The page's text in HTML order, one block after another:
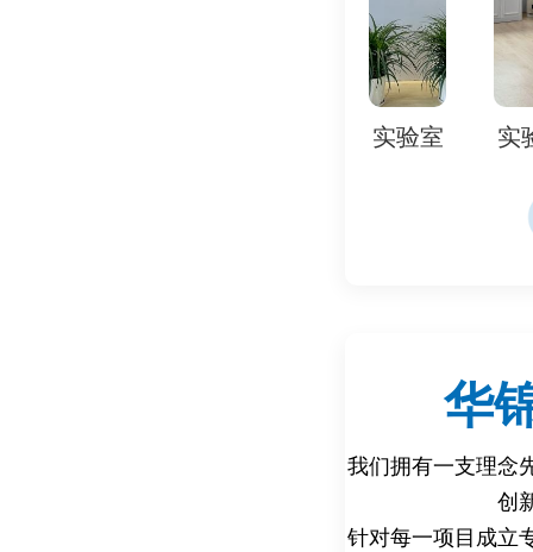
RoHS/REACH）。
- 电解液成分分析
5. 电磁兼容性（
- 辐射发射、传导
- 锂离子电池、锂聚
2. 应用领域：
- 消费电子（手机
- 储能系统（家庭
- 工业设备（医疗
实验室
华
我们拥有一支理念
创
针对每一项目成立